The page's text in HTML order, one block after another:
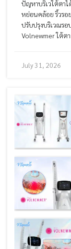
ปัญหาบริเวใต้ตา
หย่อนคล้อย ริ้วรอ
ปรับปรุงบริเวณร
Volnewmer ใต้ต
เสีย ผลลัพธ์ และตั
July 31, 2026